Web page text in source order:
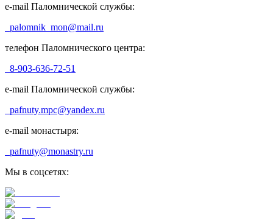
e-mail Паломнической службы:
palomnik_mon@mail.ru
телефон Паломнического центра:
8-903-636-72-51
e-mail Паломнической службы:
pafnuty.mpc@yandex.ru
e-mail монастыря:
pafnuty@monastry.ru
Мы в соцсетях: